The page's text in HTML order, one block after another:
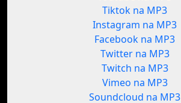
Tiktok na MP3
Instagram na MP3
Facebook na MP3
Twitter na MP3
Twitch na MP3
Vimeo na MP3
Soundcloud na MP3